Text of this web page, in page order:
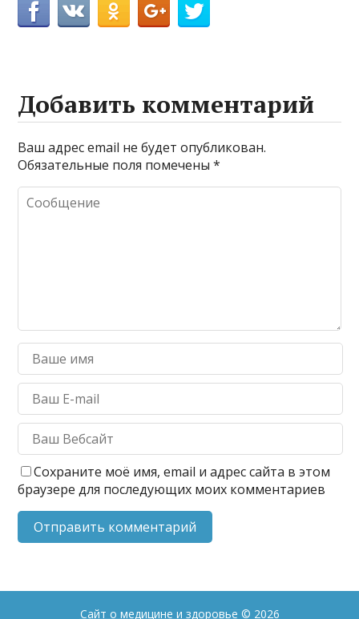
Добавить комментарий
Ваш адрес email не будет опубликован.
Обязательные поля помечены*
Сохраните моё имя, email и адрес сайта в этом
браузере для последующих моих комментариев
Сайт о медицине и здоровье © 2026